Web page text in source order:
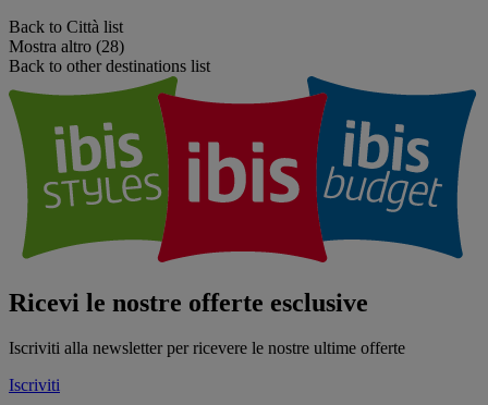
Back to Città list
Mostra altro (28)
Back to other destinations list
Ricevi le nostre offerte esclusive
Iscriviti alla newsletter per ricevere le nostre ultime offerte
Iscriviti